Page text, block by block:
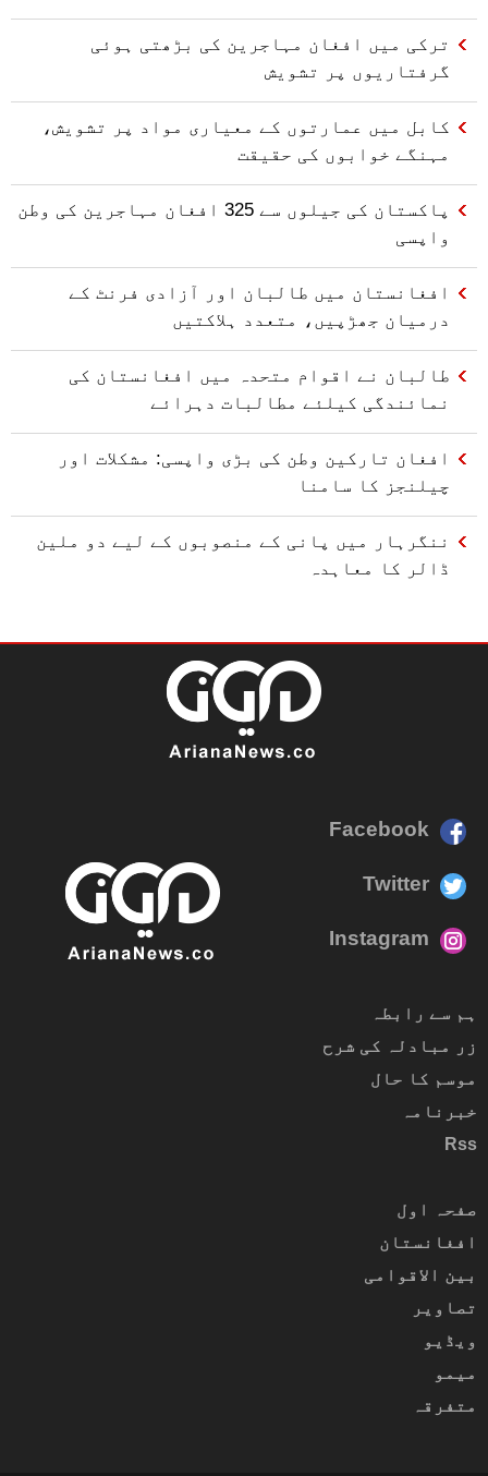
ترکی میں افغان مہاجرین کی بڑھتی ہوئی
گرفتاریوں پر تشویش
کابل میں عمارتوں کے معیاری مواد پر تشویش،
مہنگے خوابوں کی حقیقت
پاکستان کی جیلوں سے 325 افغان مہاجرین کی وطن
واپسی
افغانستان میں طالبان اور آزادی فرنٹ کے
درمیان جھڑپیں، متعدد ہلاکتیں
طالبان نے اقوام متحدہ میں افغانستان کی
نمائندگی کیلئے مطالبات دہرائے
افغان تارکین وطن کی بڑی واپسی: مشکلات اور
چیلنجز کا سامنا
ننگرہار میں پانی کے منصوبوں کے لیے دو ملین
ڈالر کا معاہدہ
Facebook
Twitter
Instagram
ہم سے رابطہ
زر مبادلہ کی شرح
موسم کا حال
خبرنامہ
Rss
صفحہ اول
افغانستان
بین الاقوامی
تصاویر
ویڈیو
میمو
متفرقہ